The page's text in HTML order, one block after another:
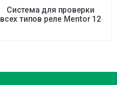
Система для проверки
всех типов реле Mentor 12